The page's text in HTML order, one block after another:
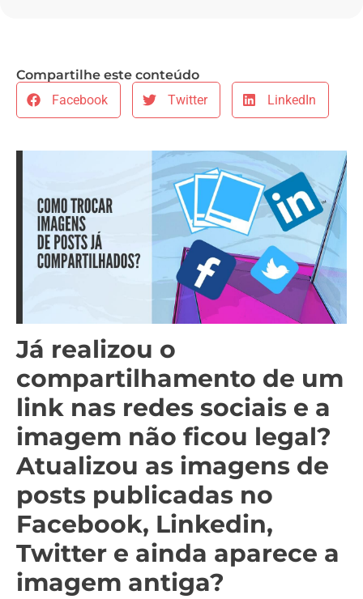
Compartilhe este conteúdo
Facebook
Twitter LinkedIn
Já realizou o
compartilhamento de um
link nas redes sociais e a
imagem não ficou legal?
Atualizou as imagens de
posts publicadas no
Facebook, Linkedin,
Twitter e ainda aparece a
imagem antiga?